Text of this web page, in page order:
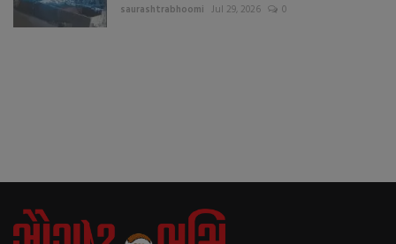
saurashtrabhoomi Jul 29, 2026 0